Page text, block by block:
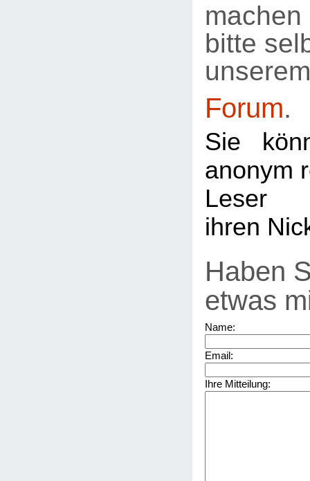
bitte
unserem
Forum.
Sie
anonym
Leser
ihren
Haben
etwas
Name:
Email:
Ihre Mitteilung: